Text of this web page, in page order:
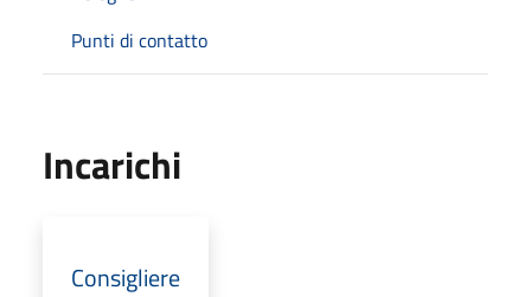
Punti di contatto
Incarichi
Consigliere